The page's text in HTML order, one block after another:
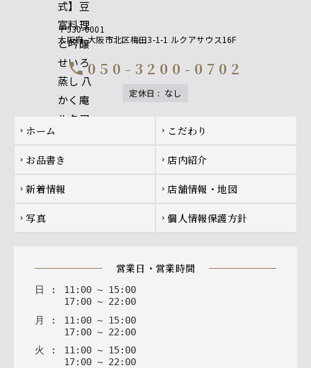
〒530-0001
大阪府 大阪市北区梅田3-1-1 ルクアサウス16F
call050-3200-0702
定休日 : なし
Footer navigation
chevron_right ホーム chevron_right こだわり
chevron_right お品書き chevron_right 店内紹介
chevron_right 新着情報 chevron_right 店舗情報・地図
chevron_right 写真 chevron_right 個人情報保護方針
営業日・営業時間
日 : 11: 00 ~ 15: 00
17: 00 ~ 22: 00
月
: 11 : 00 ~ 15: 00
17: 00 ~ 22 : 00
火
: 11 : 00 ~ 15: 00
17: 00 ~ 22 : 00